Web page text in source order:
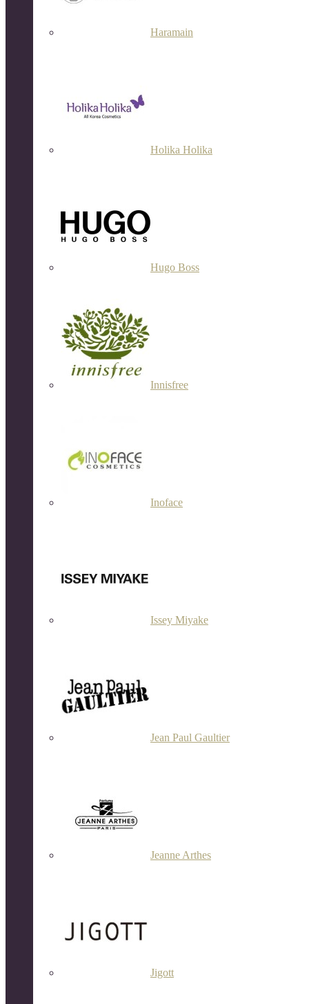
Haramain
Holika Holika
Hugo Boss
Innisfree
Inoface
Issey Miyake
Jean Paul Gaultier
Jeanne Arthes
Jigott